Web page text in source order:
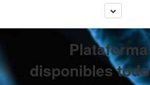
disponibles